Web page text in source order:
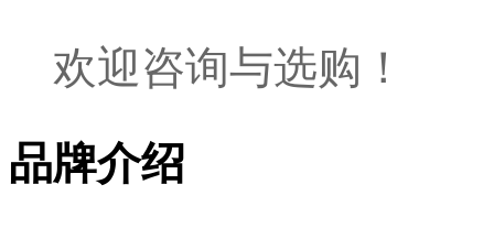
欢迎咨询与选购！
品牌介绍